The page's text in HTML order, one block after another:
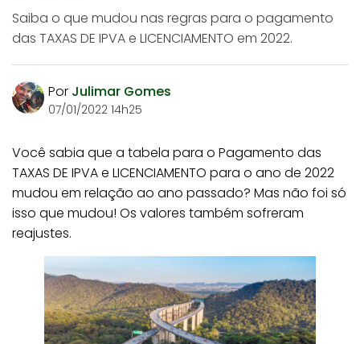
Saiba o que mudou nas regras para o pagamento
das TAXAS DE IPVA e LICENCIAMENTO em 2022.
Por Julimar Gomes
07/01/2022 14h25
Você sabia que a tabela para o Pagamento das
TAXAS DE IPVA e LICENCIAMENTO para o ano de 2022
mudou em relação ao ano passado? Mas não foi só
isso que mudou! Os valores também sofreram
reajustes.